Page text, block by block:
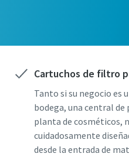
Cartuchos de filtro
Tanto si su negocio es
bodega, una central
planta de cosméticos,
cuidadosamente
desde la entrada de